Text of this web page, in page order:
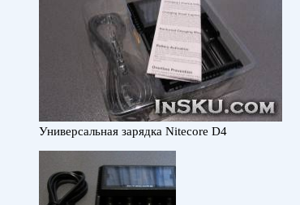
Универсальная зарядка Nitecore D4